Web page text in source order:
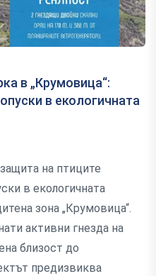
в „Крумовица“:
в екологичната
на птиците
в екологичната
зона „Крумовица“.
активни гнезда на
близост до
предизвиква